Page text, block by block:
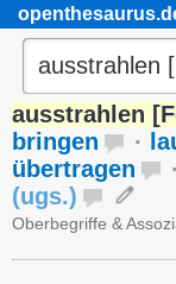
ausstrahlen
bringen
·
übertragen
·
(ugs.)
Oberbegriffe &